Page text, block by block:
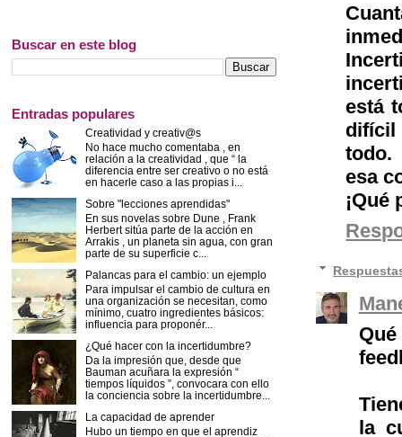
está
difícil
todo.
esa
¡Qué
la
Buscar en este blog
Entradas populares
Creatividad y creativ@s
No hace mucho comentaba , en
relación a la creatividad , que “ la
diferencia entre ser creativo o no está
en hacerle caso a las propias i...
Sobre "lecciones aprendidas"
En sus novelas sobre Dune , Frank
Herbert sitúa parte de la acción en
Arrakis , un planeta sin agua, con gran
parte de su superficie c...
Palancas para el cambio: un ejemplo
Para impulsar el cambio de cultura en
una organización se necesitan, como
mínimo, cuatro ingredientes básicos:
influencia para proponér...
¿Qué hacer con la incertidumbre?
Da la impresión que, desde que
Bauman acuñara la expresión “
tiempos líquidos ”, convocara con ello
la conciencia sobre la incertidumbre...
La capacidad de aprender
Hubo un tiempo en que el aprendiz